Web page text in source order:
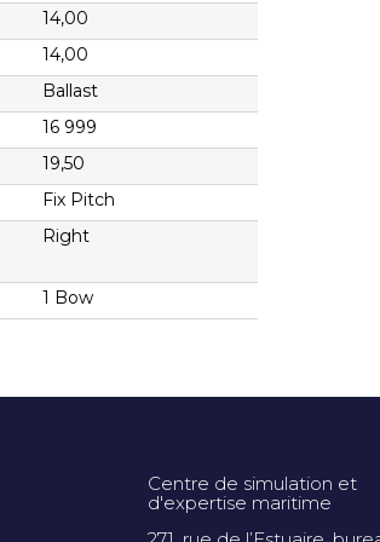
14,00
14,00
Ballast
16 999
19,50
Fix Pitch
Right
1 Bow
Centre de simulation et
d'expertise maritime